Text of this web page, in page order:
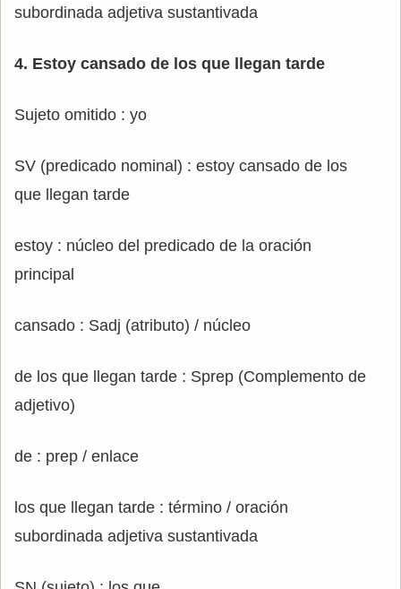
subordinada adjetiva sustantivada
4. Estoy cansado de los que llegan tarde
Sujeto omitido : yo
SV (predicado nominal) : estoy cansado de los
que llegan tarde
estoy : núcleo del predicado de la oración
principal
cansado : Sadj (atributo) / núcleo
de los que llegan tarde : Sprep (Complemento de
adjetivo)
de : prep / enlace
los que llegan tarde : término / oración
subordinada adjetiva sustantivada